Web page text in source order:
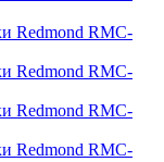
Redmond RMC-
Redmond RMC-
Redmond RMC-
Redmond RMC-